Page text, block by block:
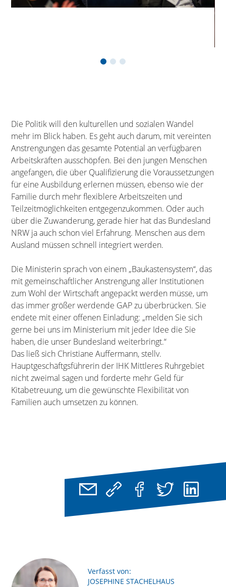
Die Politik will den kulturellen und sozialen Wandel
mehr im Blick haben. Es geht auch darum, mit vereinten
Anstrengungen das gesamte Potential an verfügbaren
Arbeitskräften ausschöpfen. Bei den jungen Menschen
angefangen, die über Qualifizierung die Voraussetzungen
für eine Ausbildung erlernen müssen, ebenso wie der
Familie durch mehr flexiblere Arbeitszeiten und
Teilzeitmöglichkeiten entgegenzukommen. Oder auch
über die Zuwanderung, gerade hier hat das Bundesland
NRW ja auch schon viel Erfahrung. Menschen aus dem
Ausland müssen schnell integriert werden.
Die Ministerin sprach von einem „Baukastensystem“, das
mit gemeinschaftlicher Anstrengung aller Institutionen
zum Wohl der Wirtschaft angepackt werden müsse, um
das immer größer werdende GAP zu überbrücken. Sie
endete mit einer offenen Einladung: „melden Sie sich
gerne bei uns im Ministerium mit jeder Idee die Sie
haben, die unser Bundesland weiterbringt.“
Das ließ sich Christiane Auffermann, stellv.
Hauptgeschäftgsführerin der IHK Mittleres Ruhrgebiet
nicht zweimal sagen und forderte mehr Geld für
Kitabetreuung, um die gewünschte Flexibilität von
Familien auch umsetzen zu können.
Verfasst von:
JOSEPHINE STACHELHAUS